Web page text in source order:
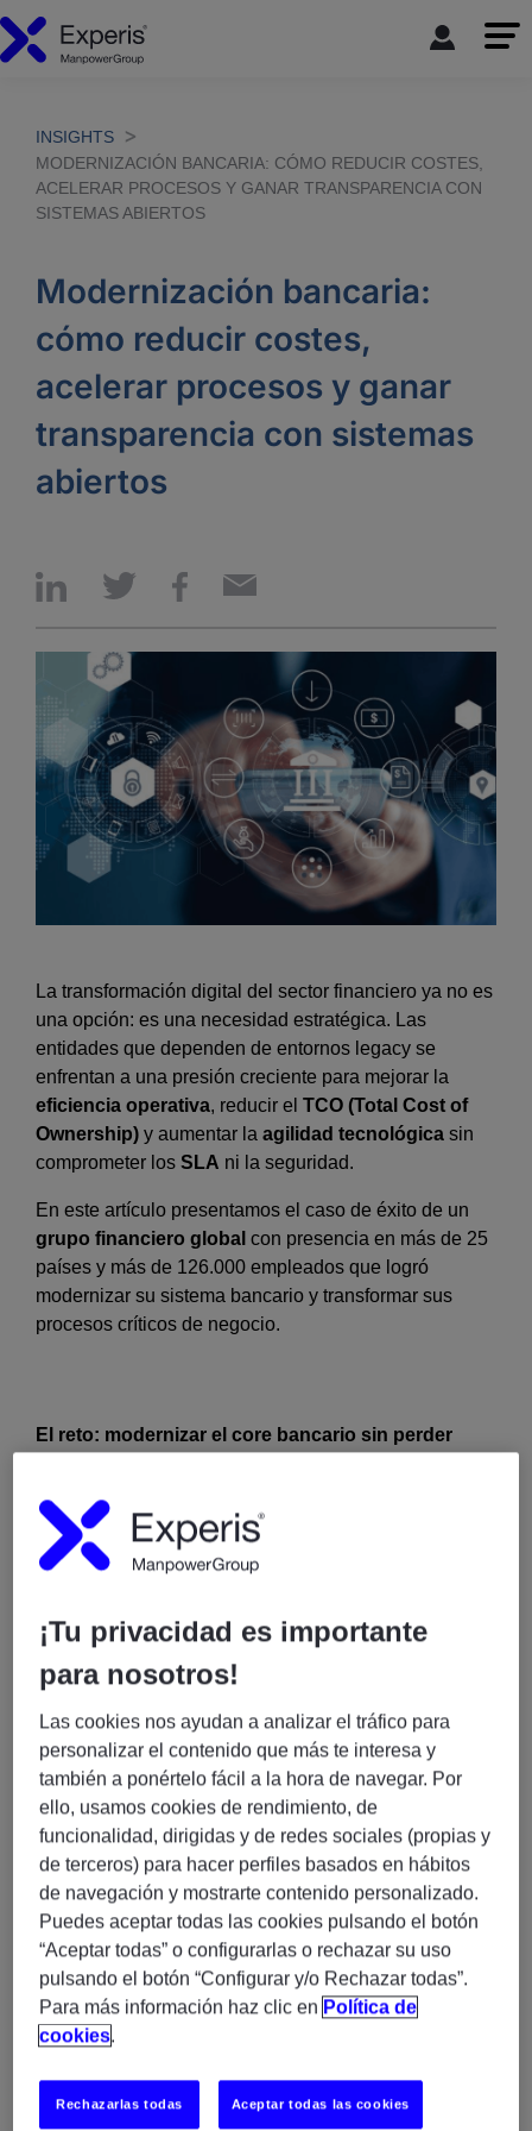
INSIGHTS
MODERNIZACIÓN BANCARIA: CÓMO REDUCIR COSTES,
ACELERAR PROCESOS Y GANAR TRANSPARENCIA CON
SISTEMAS ABIERTOS
Modernización bancaria:
cómo reducir costes,
acelerar procesos y ganar
transparencia con sistemas
abiertos
La transformación digital del sector financiero ya no es
una opción: es una necesidad estratégica. Las
entidades que dependen de entornos legacy se
enfrentan a una presión creciente para mejorar la
eficiencia operativa, reducir el TCO (Total Cost of
Ownership) y aumentar la agilidad tecnológica sin
comprometer los SLA ni la seguridad.
En este artículo presentamos el caso de éxito de un
grupo financiero global con presencia en más de 25
países y más de 126.000 empleados que logró
modernizar su sistema bancario y transformar sus
procesos críticos de negocio.
El reto: modernizar el core bancario sin perder
El punto de partida era común en muchas grandes
entidades financieras: un sistema bancario basado en
procesos
BATCH en mainframe
El objetivo era claro: avanzar hacia un modelo
tecnológico más flexible y eficiente sin comprometer el
Según el caso de éxito (página 1), el proyecto se
centró en:
Migración del sistema bancario BATCH a
sistemas abiertos (Open).
Garantizar unrendimiento y escalabilidad
similaresal entorno mainframe.
Este tipo de iniciativas implica múltiples desafíos:
Riesgo de degradación del rendimiento
Complejidad en la migración de datos
Dependencia tecnológica del mainframe
¡Tu privacidad es importante
para nosotros!
Las cookies nos ayudan a analizar el tráfico para
personalizar el contenido que más te interesa y
también a ponértelo fácil a la hora de navegar. Por
ello, usamos cookies de rendimiento, de
funcionalidad, dirigidas y de redes sociales (propias y
de terceros) para hacer perfiles basados en hábitos
de navegación y mostrarte contenido personalizado.
Puedes aceptar todas las cookies pulsando el botón
“Aceptar todas” o configurarlas o rechazar su uso
pulsando el botón “Configurar y/o Rechazar todas”.
Para más información haz clic en Política de
cookies.
Rechazarlas todas Aceptar todas las cookies